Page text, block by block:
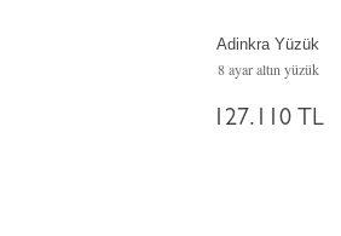
Adinkra Yüzük
8 ayar altın yüzük
127.110 TL